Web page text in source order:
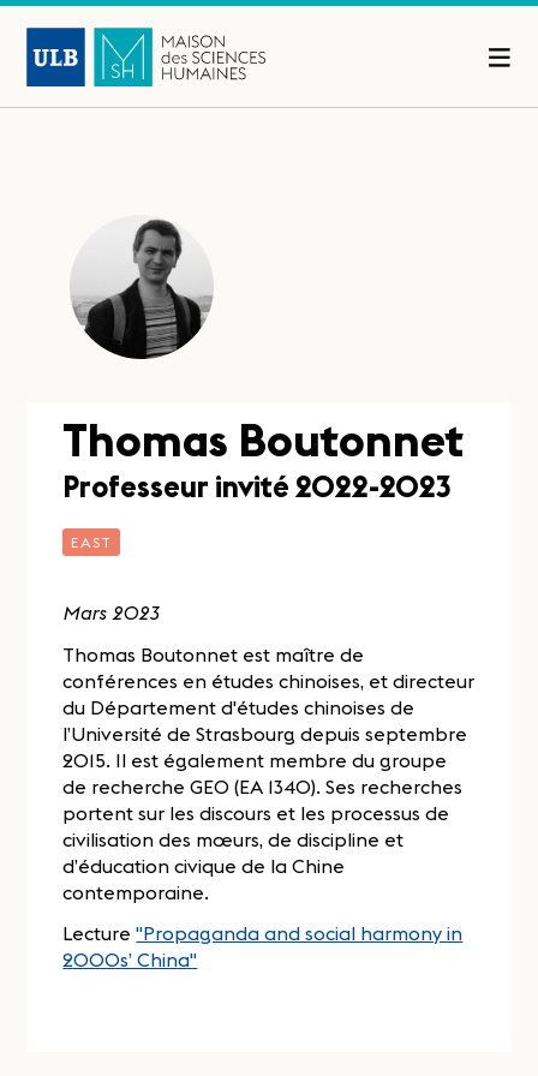
Thomas Boutonnet
Professeur invité 2022-2023
EAST
Mars 2023
Thomas Boutonnet est maître de
conférences en études chinoises, et directeur
du Département d'études chinoises de
l’Université de Strasbourg depuis septembre
2015. Il est également membre du groupe
de recherche GEO (EA 1340). Ses recherches
portent sur les discours et les processus de
civilisation des mœurs, de discipline et
d’éducation civique de la Chine
contemporaine.
Lecture"Propaganda and social harmony in
2000s’ China"